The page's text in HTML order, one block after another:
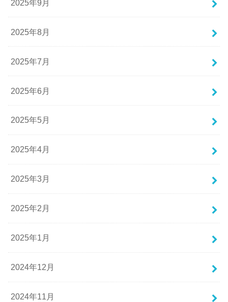
2025年9月
2025年8月
2025年7月
2025年6月
2025年5月
2025年4月
2025年3月
2025年2月
2025年1月
2024年12月
2024年11月